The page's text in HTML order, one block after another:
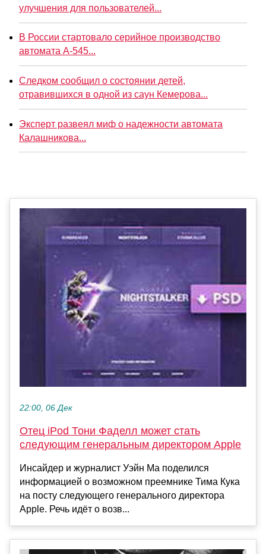
улучшения для пользователей...
В России стартовало серийное производство
автомата А-545...
Следком сообщил о состоянии детей,
отравившихся в одной из саун Кемерова...
Эксперт развеял миф о надежности автомата
Калашникова...
22:00, 06 Дек
Отец iPod Тони Фаделл может стать
следующим генеральным директором Apple
Инсайдер и журналист Уэйн Ма поделился
информацией о возможном преемнике Тима Кука
на посту следующего генерального директора
Apple. Речь идёт о возв...